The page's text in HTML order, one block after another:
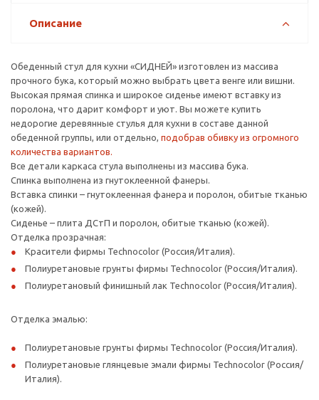
Описание
Обеденный стул для кухни «СИДНЕЙ» изготовлен из массива
прочного бука, который можно выбрать цвета венге или вишни.
Высокая прямая спинка и широкое сиденье имеют вставку из
поролона, что дарит комфорт и уют. Вы можете купить
недорогие деревянные стулья для кухни в составе данной
обеденной группы, или отдельно, подобрав обивку из огромного
количества вариантов.
Все детали каркаса стула выполнены из массива бука.
Спинка выполнена из гнутоклеенной фанеры.
Вставка спинки – гнутоклеенная фанера и поролон, обитые тканью
(кожей).
Сиденье – плита ДСтП и поролон, обитые тканью (кожей).
Отделка прозрачная:
Красители фирмы Technocolor (Россия/Италия).
Полиуретановые грунты фирмы Technocolor (Россия/Италия).
Полиуретановый финишный лак Technocolor (Россия/Италия).
Отделка эмалью:
Полиуретановые грунты фирмы Technocolor (Россия/Италия).
Полиуретановые глянцевые эмали фирмы Technocolor (Россия/
Италия).